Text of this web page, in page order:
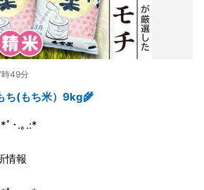
49分
ち(もち米）9kg🌾
･.｡.:*
報